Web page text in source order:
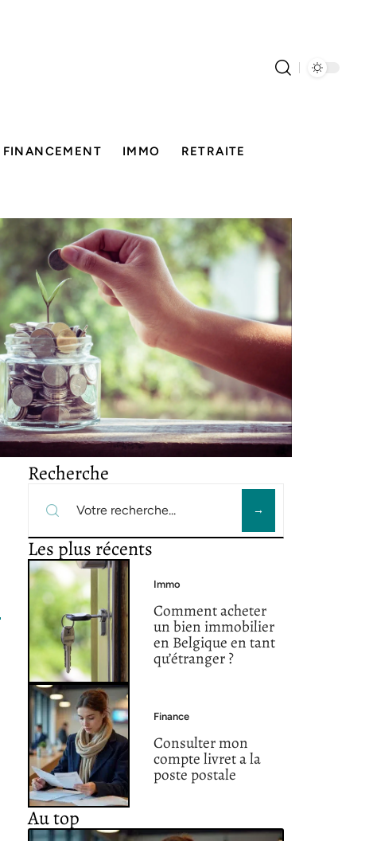
FINANCEMENT IMMO RETRAITE
Recherche
Les plus récents
Immo
Comment acheter
un bien immobilier
en Belgique en tant
qu’étranger ?
Finance
Consulter mon
compte livret a la
poste postale
Au top